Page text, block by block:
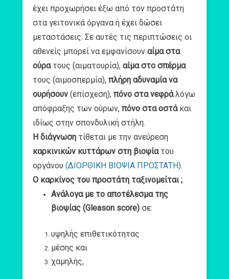
έχει προχωρήσει έξω από τον προστάτη
στα γειτονικά όργανα ή έχει δώσει
μεταστάσεις. Σε αυτές τις περιπτώσεις οι
αθενείς μπορεί να εμφανίσουν αίμα στα
ούρα τους (αιματουρία), αίμα στο σπέρμα
τους (αιμοσπερμία), πλήρη αδυναμία να
ουρήσουν (επίσχεση), πόνο στα νεφράλόγω
απόφραξης των ούρων, πόνο στα οστάκαι
ιδίως στην σπονδυλική στήλη.
Η διάγνωση τίθεται με την ανεύρεση
καρκινικών κυττάρων στη βιοψίατου
οργάνου (ΔΙΟΡΘΙΚΗ ΒΙΟΨΙΑ ΠΡΟΣΤΑΤΗ).
O καρκίνος του προστάτη ταξινομείται ;
Ανάλογα με το αποτέλεσμα της
βιοψίας (Gleason score) σε:
υψηλής επιθετικότητας
μέσης και
χαμηλής,